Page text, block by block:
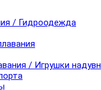
/ Гидроодежда
/ Игрушки